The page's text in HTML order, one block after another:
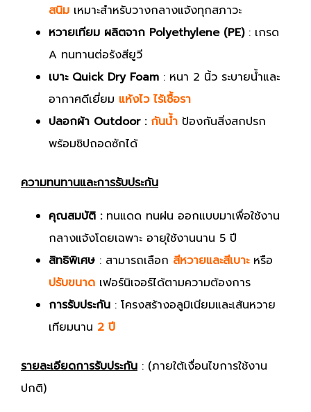
สนิม เหมาะสำหรับวางกลางแจ้งทุกสภาวะ
หวายเทียม ผลิตจาก Polyethylene (PE): เกรด
A ทนทานต่อรังสียูวี
เบาะ Quick Dry Foam : หนา 2 นิ้ว ระบายน้ำและ
อากาศดีเยี่ยม แห้งไว ไร้เชื้อรา
ปลอกผ้า Outdoor : กันน้ำ ป้องกันสิ่งสกปรก
พร้อมซิปถอดซักได้
ความทนทานและการรับประกัน
คุณสมบัติ :ทนแดด ทนฝน ออกแบบมาเพื่อใช้งาน
กลางแจ้งโดยเฉพาะ อายุใช้งานนาน 5 ปี
สิทธิพิเศษ : สามารถเลือก สีหวายและสีเบาะหรือ
ปรับขนาด เฟอร์นิเจอร์ได้ตามความต้องการ
การรับประกัน : โครงสร้างอลูมิเนียมและเส้นหวาย
เทียมนาน 2 ปี
รายละเอียดการรับประกัน : (ภายใต้เงื่อนไขการใช้งาน
ปกติ)